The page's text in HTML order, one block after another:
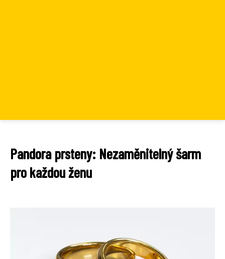
Pandora prsteny: Nezaměnitelný šarm
pro každou ženu